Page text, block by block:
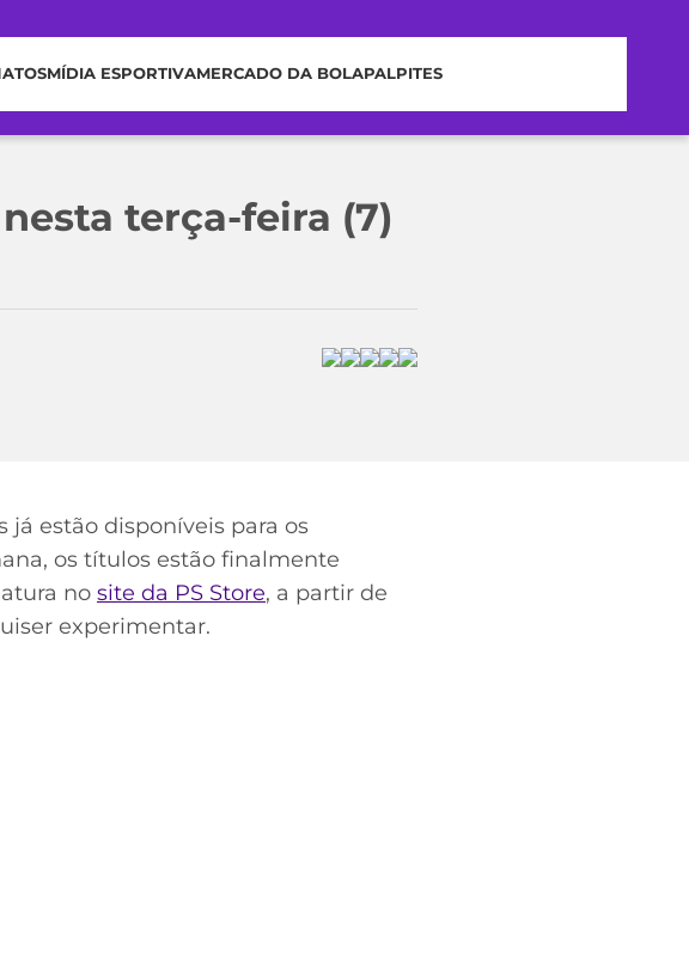
MÍDIA ESPORTIVAMERCADO DA BOLAPALPITES
terça-feira (7)
já estão disponíveis para os
os títulos estão finalmente
no site da PS Store, a partir de
experimentar.